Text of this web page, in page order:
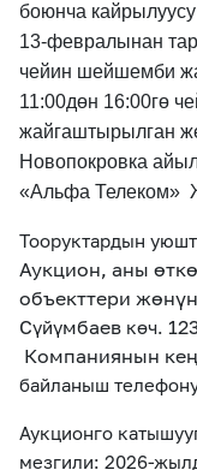
боюнча
13-февралынан
чейин шейшемби
11:00дөн 16:00гө
жайгаштырылган
Новопокровка
«Альфа Телеком»
Тооруктардын
Аукцион, аны
объекттери
Сүйүмбаев көч.
Компаниянын
байланыш
Аукционго
мезгили: 2026-